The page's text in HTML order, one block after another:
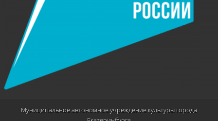
Муниципальное автономное учреждение культуры города